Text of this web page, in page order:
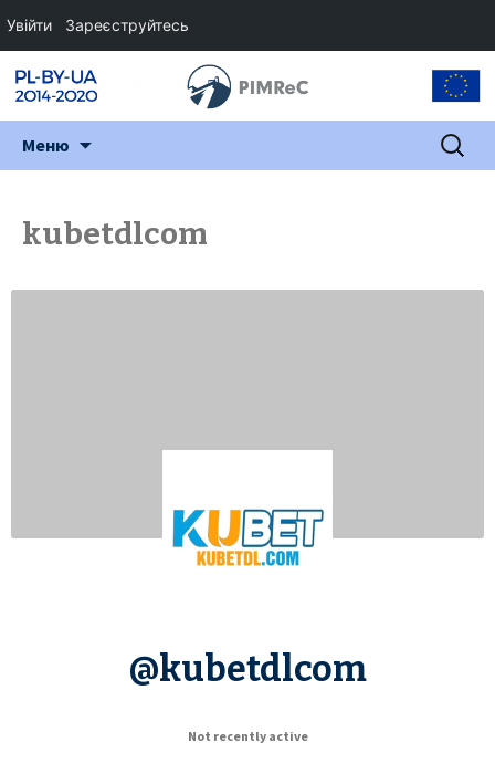
Меню Пошук:
kubetdlcom
@kubetdlcom
Not recently active
Увійти Зареєструйтесь